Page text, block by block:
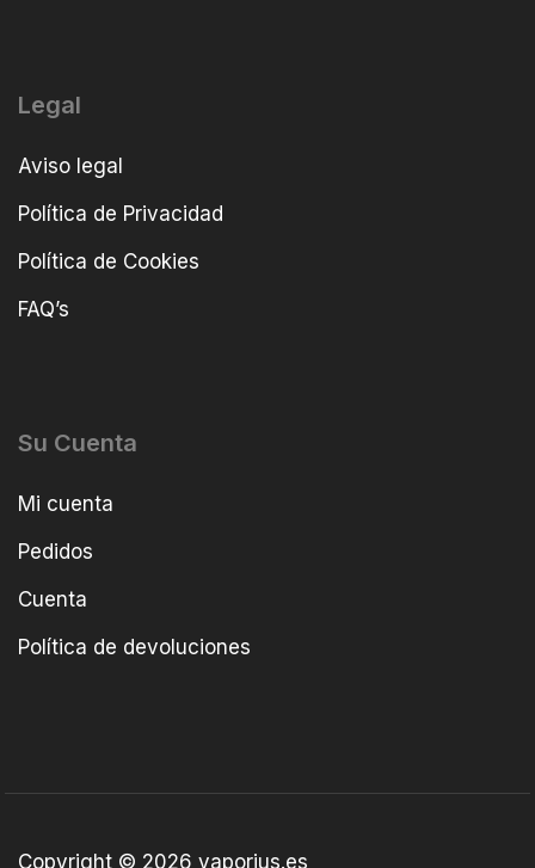
Legal
Aviso legal
Política de Privacidad
Política de Cookies
FAQ’s
Su Cuenta
Mi cuenta
Pedidos
Cuenta
Política de devoluciones
Copyright © 2026 vaporius.es